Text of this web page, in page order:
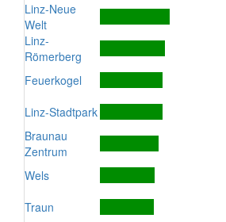
Linz-Neue
Welt
Linz-
Römerberg
Feuerkogel
Linz-Stadtpark
Braunau
Zentrum
Wels
Traun